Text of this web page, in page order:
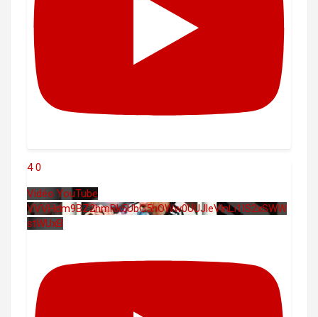
4 0
Vidéo YouTube
VVVHdm9BZ2hmRk5UbG5hOWw0UUJleVlnLi1IS2xSWW
stWUxB